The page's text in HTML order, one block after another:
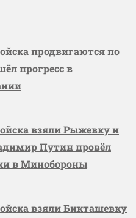
продвигаются по
прогресс в
взяли Рыжевку и
Путин провёл
в Минобороны
взяли Бикташевку